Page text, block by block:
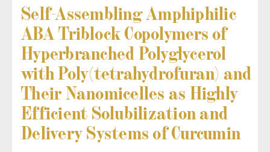
Self-Assembling Amphiphilic
ABA Triblock Copolymers of
Hyperbranched Polyglycerol
with Poly(tetrahydrofuran) and
Their Nanomicelles as Highly
Efficient Solubilization and
Delivery Systems of Curcumin